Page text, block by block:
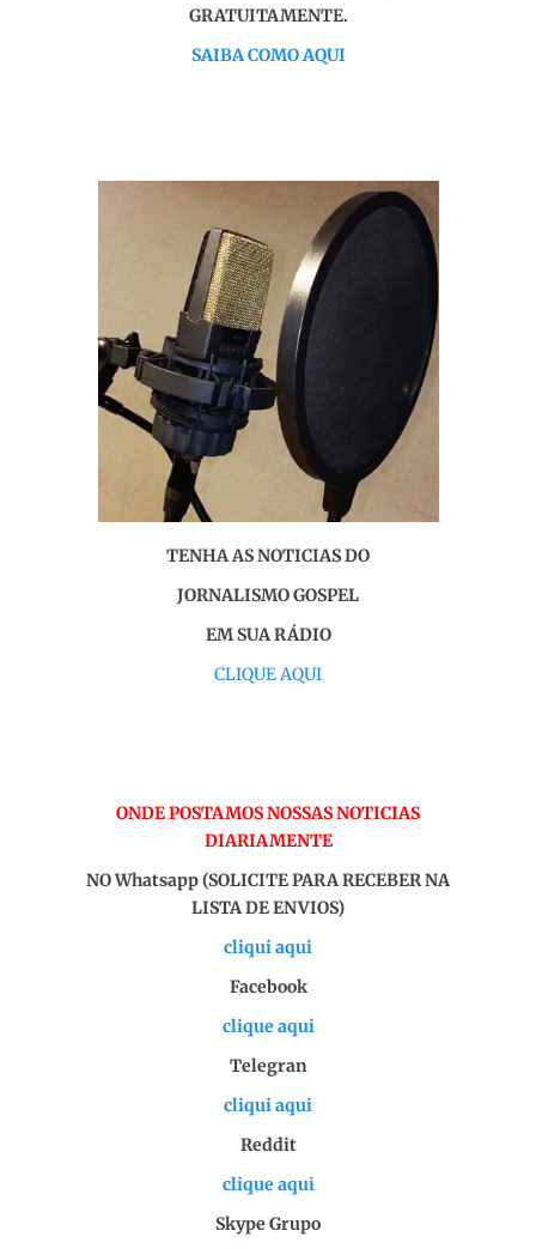
GRATUITAMENTE.
SAIBA COMO AQUI
TENHA AS NOTICIAS DO
JORNALISMO GOSPEL
EM SUA RÁDIO
CLIQUE AQUI
ONDE POSTAMOS NOSSAS NOTICIAS
DIARIAMENTE
NO Whatsapp (SOLICITE PARA RECEBER NA
LISTA DE ENVIOS)
cliqui aqui
Facebook
clique aqui
Telegran
cliqui aqui
Reddit
clique aqui
Skype Grupo